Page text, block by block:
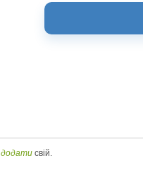
додати свій.